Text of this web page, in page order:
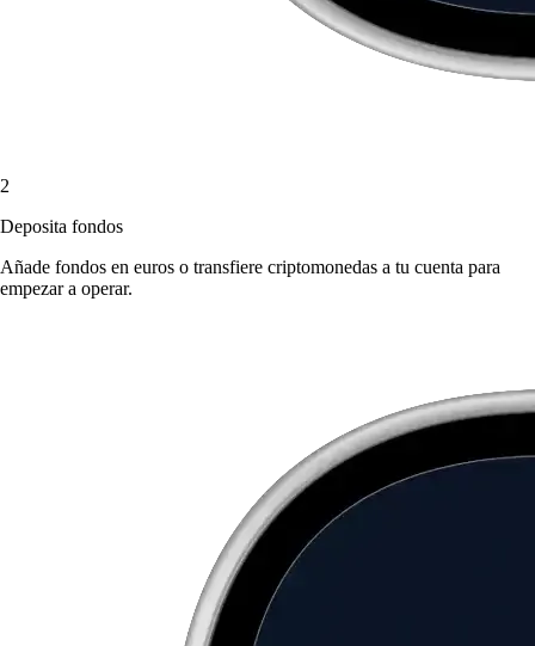
2
Deposita fondos
Añade fondos en euros o transfiere criptomonedas a tu cuenta para
empezar a operar.